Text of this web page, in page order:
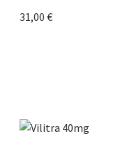
31,00 €